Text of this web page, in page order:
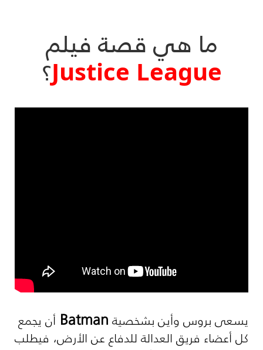
ما هي قصة فيلم
Justice League؟
يسعى بروس وأين بشخصيةBatman أن يجمع
كل أعضاء فريق العدالة للدفاع عن الأرض، فيطلب